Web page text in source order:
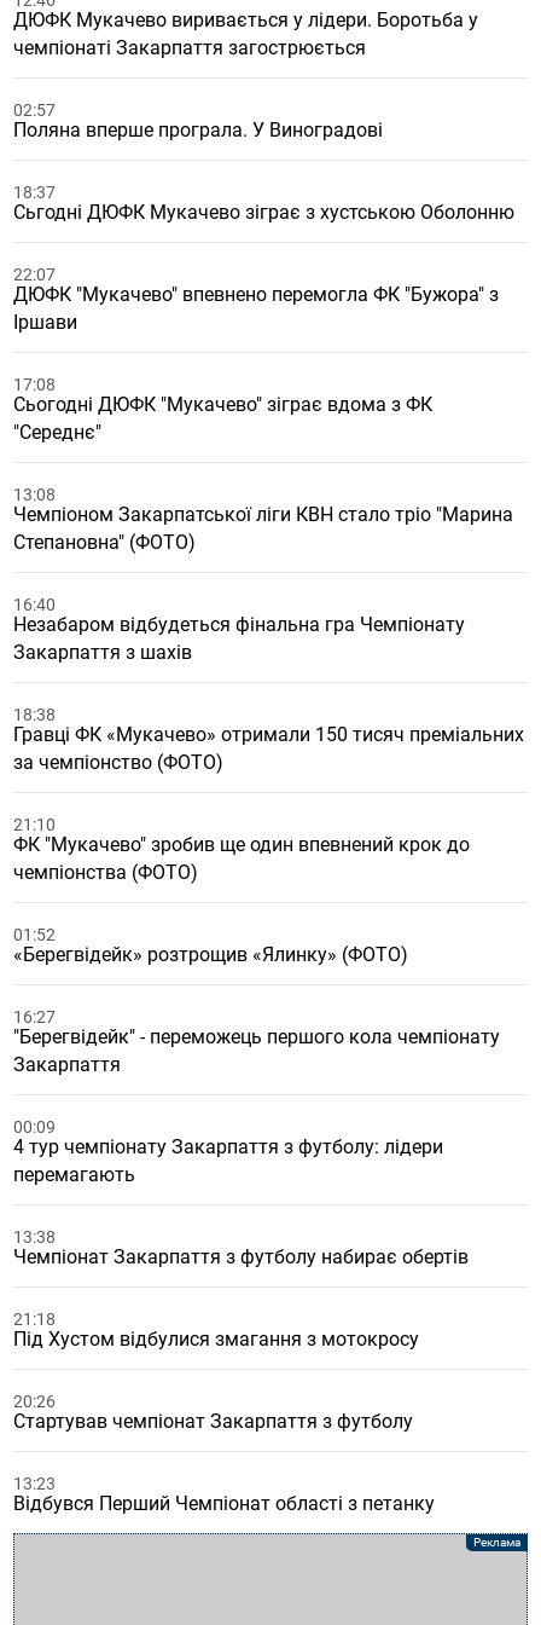
ДЮФК Мукачево виривається у лідери. Боротьба у
чемпіонаті Закарпаття загострюється
02:57
Поляна вперше програла. У Виноградові
18:37
Сьгодні ДЮФК Мукачево зіграє з хустською Оболонню
22:07
ДЮФК "Мукачево" впевнено перемогла ФК "Бужора" з
Іршави
17:08
Сьогодні ДЮФК "Мукачево" зіграє вдома з ФК
"Середнє"
13:08
Чемпіоном Закарпатської ліги КВН стало тріо "Марина
Степановна" (ФОТО)
16:40
Незабаром відбудеться фінальна гра Чемпіонату
Закарпаття з шахів
18:38
Гравці ФК «Мукачево» отримали 150 тисяч преміальних
за чемпіонство (ФОТО)
21:10
ФК "Мукачево" зробив ще один впевнений крок до
чемпіонства (ФОТО)
01:52
«Берегвідейк» розтрощив «Ялинку» (ФОТО)
16:27
"Берегвідейк" - переможець першого кола чемпіонату
Закарпаття
00:09
4 тур чемпіонату Закарпаття з футболу: лідери
перемагають
13:38
Чемпіонат Закарпаття з футболу набирає обертів
21:18
Під Хустом відбулися змагання з мотокросу
20:26
Стартував чемпіонат Закарпаття з футболу
13:23
Відбувся Перший Чемпіонат області з петанку